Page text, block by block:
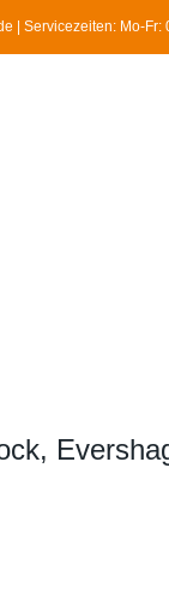
| Servicezeiten: Mo-Fr: